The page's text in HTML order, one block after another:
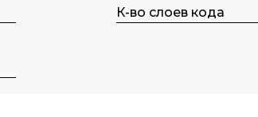
К-во слоев кода